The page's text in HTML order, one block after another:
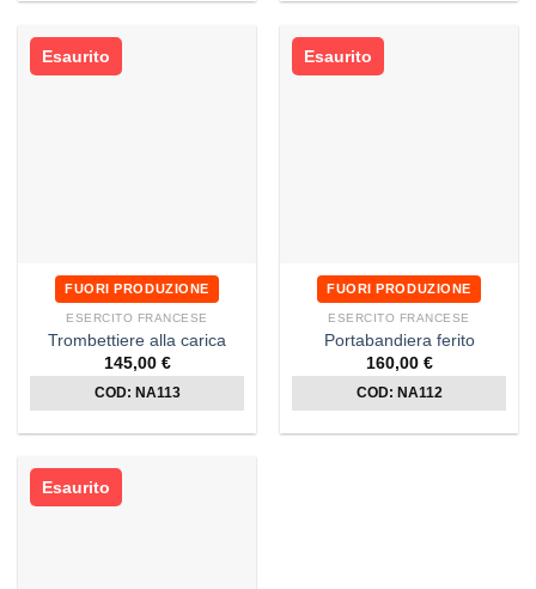
Esaurito
FUORI PRODUZIONE
ESERCITO FRANCESE
Trombettiere alla carica
145,00 €
COD: NA113
Esaurito
FUORI PRODUZIONE
ESERCITO FRANCESE
Portabandiera ferito
160,00 €
COD: NA112
Esaurito